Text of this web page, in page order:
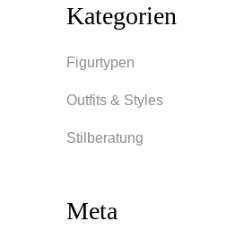
Kategorien
Figurtypen
Outfits & Styles
Stilberatung
Meta